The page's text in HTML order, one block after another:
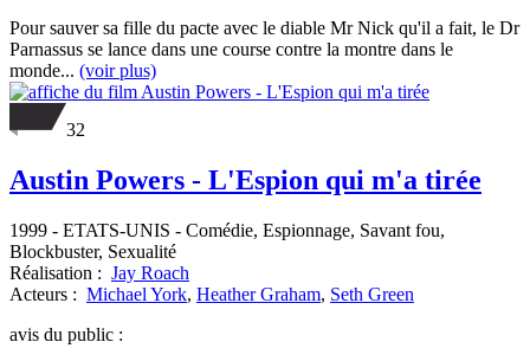
Pour sauver sa fille du pacte avec le diable Mr Nick qu'il a fait, le Dr
Parnassus se lance dans une course contre la montre dans le
monde... (voir plus)
32
Austin Powers - L'Espion qui m'a tirée
1999 - ETATS-UNIS - Comédie, Espionnage, Savant fou,
Blockbuster, Sexualité
Réalisation : Jay Roach
Acteurs : Michael York, Heather Graham, Seth Green
avis du public :